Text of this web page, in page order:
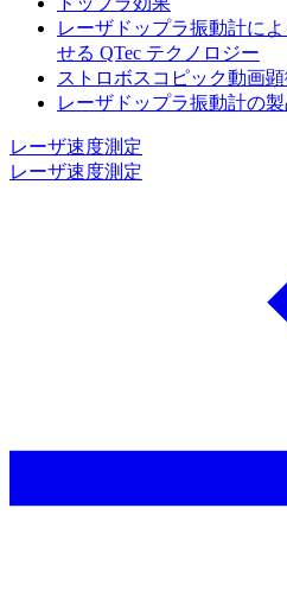
レーザドップラ振動計に
せる QTec テクノロジー
ストロボスコピック動画
レーザドップラ振動計の
レーザ速度測定
レーザ速度測定